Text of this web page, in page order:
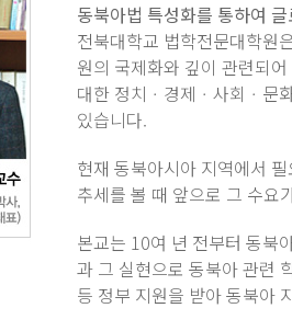
동북아법 특성화를 통하여
전북대학교 법학전문대학원
원의 국제화와 깊이 관련되
대한 정치ㆍ경제ㆍ사회ㆍ문
있습니다.
현재 동북아시아 지역에서
추세를 볼 때 앞으로 그 수요
본교는 10여 년 전부터 동북
과 그 실현으로 동북아 관련
등 정부 지원을 받아 동북아